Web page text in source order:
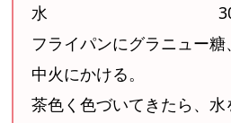
水
フライパンにグラニュー
中火にかける。
茶色く色づいてきたら、